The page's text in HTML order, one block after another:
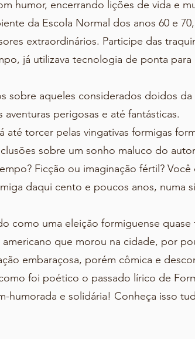
humor, encerrando lições de vida e
da Escola Normal dos anos 60 e
extraordinários. Participe das
já utilizava tecnologia de ponta para
aqueles considerados doidos da
aventuras perigosas e até fantásticas.
torcer pelas vingativas formigas
sobre um sonho maluco do
Ficção ou imaginação fértil? Você
daqui cento e poucos anos, numa
uma eleição formiguense quase
que morou na cidade, por
embaraçosa, porém cômica e
foi poético o passado lírico de
humorada e solidária! Conheça isso